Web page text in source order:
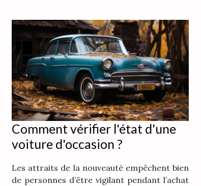
Comment vérifier l'état d'une
voiture d'occasion ?
Les attraits de la nouveauté empêchent bien
de personnes d’être vigilant pendant l’achat